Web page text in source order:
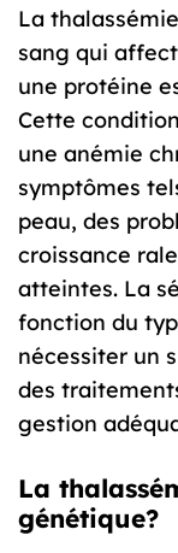
La
sang qui
une protéine
Cette
une anémie
symptômes
peau, des
croissance
atteintes. La
fonction du
nécessiter un
des
gestion
La
génétique?